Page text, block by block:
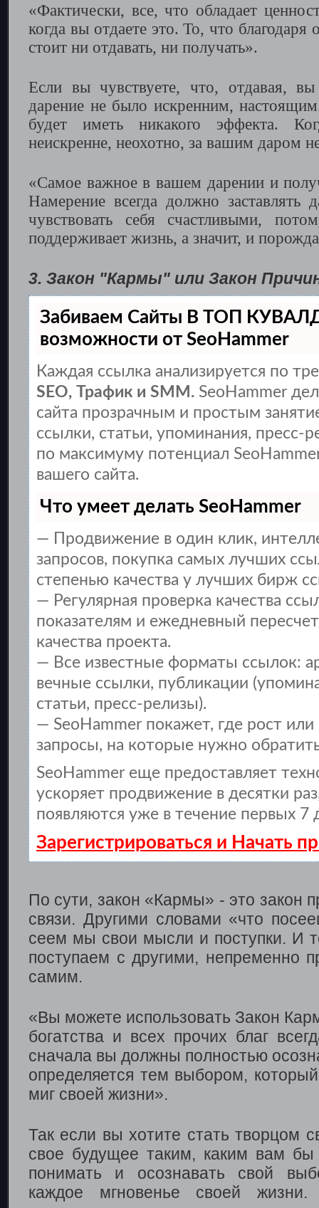
«Фактически, все, что обладает
когда вы отдаете это. То, что благодаря
стоит ни отдавать, ни получать».
Если вы чувствуете, что, отдавая, вы
дарение не было искренним,
будет иметь никакого эффекта.
неискренне, неохотно, за вашим даром
«Самое важное в вашем дарении и
Намерение всегда должно
чувствовать себя счастливыми,
поддерживает жизнь, а значит, и
3. Закон "Кармы" или Закон
Забиваем Сайты В ТОП
возможности от SeoHammer
Каждая ссылка анализируется по
SEO, Трафик и SMM. SeoHammer
сайта прозрачным и простым
ссылки, статьи, упоминания, пресс-
по максимуму потенциал
вашего сайта.
Что умеет делать SeoHammer
— Продвижение в один клик,
запросов, покупка самых лучших
степенью качества у лучших бирж
— Регулярная проверка качества
показателям и ежедневный
качества проекта.
— Все известные форматы ссылок:
вечные ссылки, публикации
статьи, пресс-релизы).
— SeoHammer покажет, где рост
запросы, на которые нужно
SeoHammer еще предоставляет
ускоряет продвижение в десятки
появляются уже в течение первых 7
Зарегистрироваться и Начать
По сути, закон «Кармы» - это закон
связи. Другими словами «что
сеем мы свои мысли и поступки. И
поступаем с другими, непременно
самим.
«Вы можете использовать Закон
богатства и всех прочих благ
сначала вы должны полностью
определяется тем выбором,
миг своей жизни».
Так если вы хотите стать творцом
свое будущее таким, каким вам
понимать и осознавать свой
каждое мгновенье своей